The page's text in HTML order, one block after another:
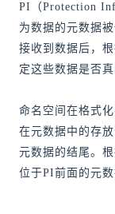
PI（Protection
为数据的元数据
接收到数据后，
定这些数据是否真
命名空间在格式
在元数据中的存
元数据的结尾。
位于PI前面的元